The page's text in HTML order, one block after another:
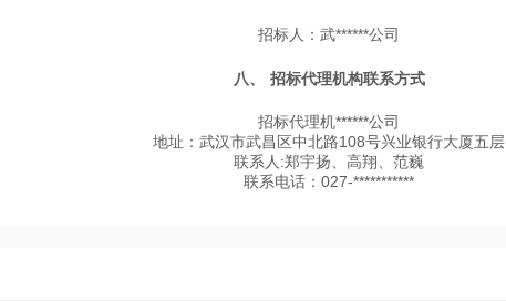
招标人：武******公司
八、 招标代理机构联系方式
招标代理机******公司
地址：武汉市武昌区中北路108号兴业银行大厦五层
联系人:郑宇扬、高翔、范巍
联系电话：027-***********